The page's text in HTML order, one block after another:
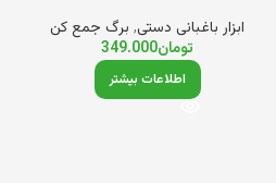
ابزار باغبانی دستی, برگ جمع کن
تومان349.000
اطلاعات بیشتر